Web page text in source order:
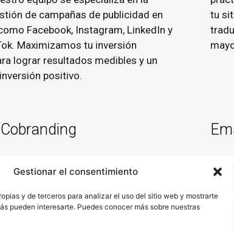
Gestionar el consentimiento
y de terceros para analizar el uso del sitio web y mostrarte
pueden interesarte. Puedes conocer más sobre nuestras
de campañas de publicidad en
Facebook, Instagram, LinkedIn y
Maximizamos tu inversión
lograr resultados medibles y un
positivo.
tu
a potenciar la credibilidad y
cobranding son una estrategia
la credibilidad de tu marca al